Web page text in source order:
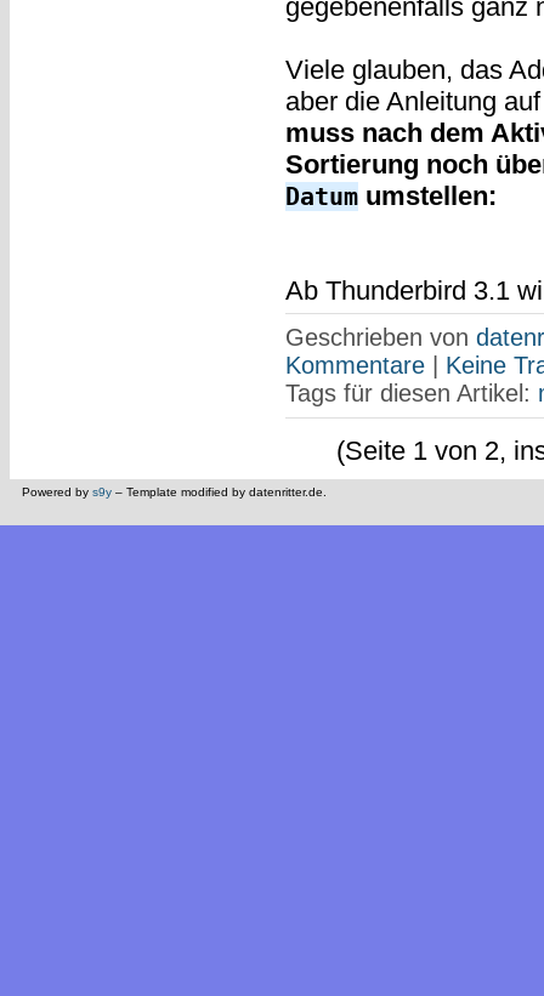
gegebenenfalls ganz
Viele glauben, das
aber die Anleitung
muss nach dem
Sortierung noch
Datumumstellen:
Ab Thunderbird 3.1
Geschrieben von
Kommentare| Keine
Tags für diesen Artikel:
(Seite 1 von 2,
Powered by s9y – Template modified by datenritter.de.